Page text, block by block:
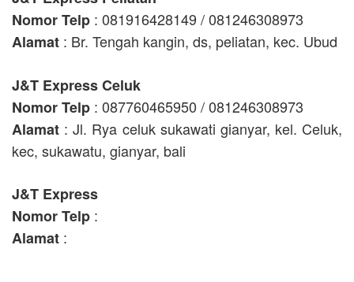
Nomor Telp : 081916428149 / 081246308973
Alamat : Br. Tengah kangin, ds, peliatan, kec. Ubud
J&T Express Celuk
Nomor Telp : 087760465950 / 081246308973
Alamat : Jl. Rya celuk sukawati gianyar, kel. Celuk,
kec, sukawatu, gianyar, bali
J&T Express
Nomor Telp :
Alamat :